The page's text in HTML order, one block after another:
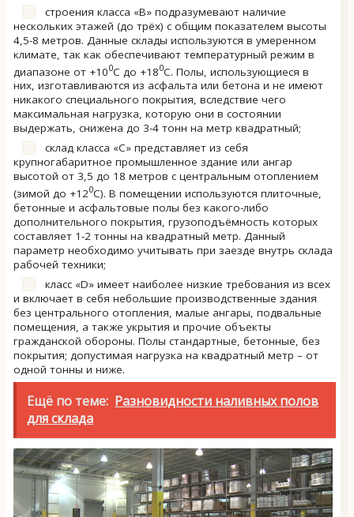
строения класса «B» подразумевают наличие
нескольких этажей (до трёх) с общим показателем высоты
4,5-8 метров. Данные склады используются в умеренном
климате, так как обеспечивают температурный режим в
диапазоне от +100С до +180С. Полы, использующиеся в
них, изготавливаются из асфальта или бетона и не имеют
никакого специального покрытия, вследствие чего
максимальная нагрузка, которую они в состоянии
выдержать, снижена до 3-4 тонн на метр квадратный;
склад класса «C» представляет из себя
крупногабаритное промышленное здание или ангар
высотой от 3,5 до 18 метров с центральным отоплением
(зимой до +120С). В помещении используются плиточные,
бетонные и асфальтовые полы без какого-либо
дополнительного покрытия, грузоподъёмность которых
составляет 1-2 тонны на квадратный метр. Данный
параметр необходимо учитывать при заезде внутрь склада
рабочей техники;
класс «D» имеет наиболее низкие требования из всех
и включает в себя небольшие производственные здания
без центрального отопления, малые ангары, подвальные
помещения, а также укрытия и прочие объекты
гражданской обороны. Полы стандартные, бетонные, без
покрытия; допустимая нагрузка на квадратный метр – от
одной тонны и ниже.
Ещё по теме: Разновидности наливных полов
для склада